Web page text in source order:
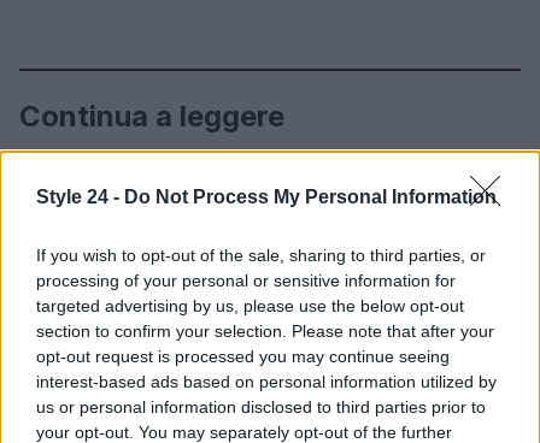
Style 24 - Do Not Process My Personal Information
If you wish to opt-out of the sale, sharing to third parties, or
processing of your personal or sensitive information for
targeted advertising by us, please use the below opt-out
section to confirm your selection. Please note that after your
opt-out request is processed you may continue seeing
interest-based ads based on personal information utilized by
us or personal information disclosed to third parties prior to
your opt-out. You may separately opt-out of the further
Continua a leggere